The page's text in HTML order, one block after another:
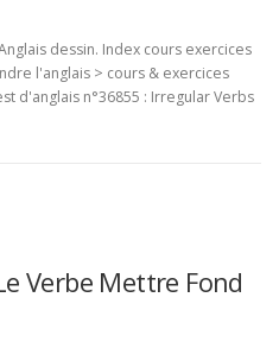
dessin. Index cours exercices
l'anglais > cours & exercices
d'anglais n°36855 : Irregular Verbs
Verbe Mettre Fond